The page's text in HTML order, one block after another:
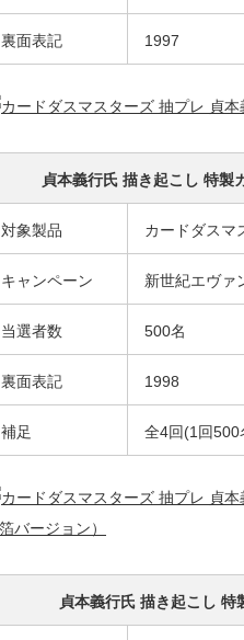
裏面表記 1997
貞本義行氏 描き起こし 特製
対象製品 カードダスマ
キャンペーン 新世紀エヴァ
当選者数 500名
裏面表記 1998
補足 全4回(1回500
貞本義行氏 描き起こし